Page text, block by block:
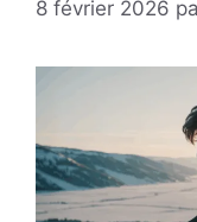
8 février 2026